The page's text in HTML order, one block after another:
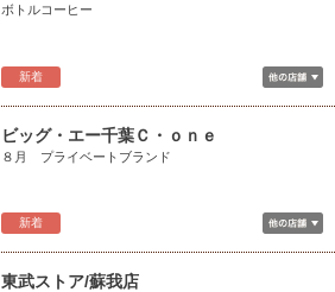
新着
ボトルコーヒー
新着
ビッグ・エー千葉Ｃ・ｏｎｅ
８月 プライベートブランド
東武ストア/蘇我店